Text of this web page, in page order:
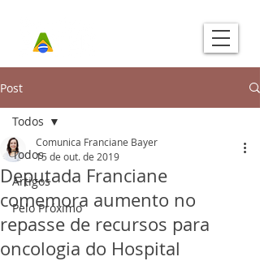
Post
Todos
Artigos
Pelo Próximo
Todos
Deputada Franciane
comemora aumento no
repasse de recursos para
oncologia do Hospital
Comunica Franciane Bayer
15 de out. de 2019